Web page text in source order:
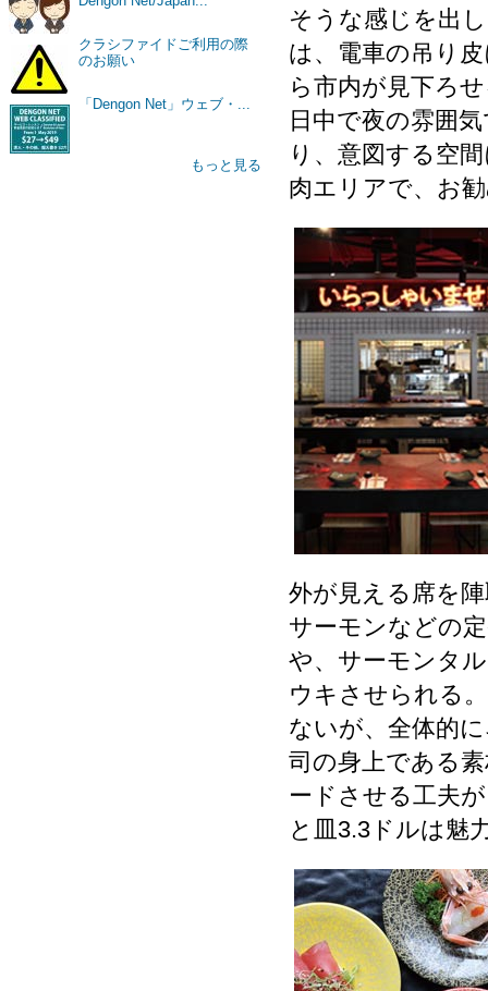
クラシファイドご利用の際
のお願い
「Dengon Net」ウェブ・...
もっと見る
そうな感じを出
は、電車の吊り
ら市内が見下ろ
日中で夜の雰囲
り、意図する空
肉エリアで、お
外が見える席を
サーモンなどの
や、サーモンタ
ウキさせられる
ないが、全体的
司の身上である
ードさせる工夫
と皿3.3ドルは魅